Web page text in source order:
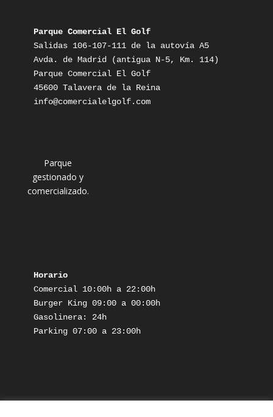
Parque Comercial El Golf
Salidas 106-107-111 de la autovía A5
Avda. de Madrid (antigua N-5, Km. 114)
Parque Comercial El Golf
45600 Talavera de la Reina
info@comercialelgolf.com
Parque
gestionado y
comercializado.
Horario
Comercial 10:00h a 22:00h
Burger King 09:00 a 00:00h
Gasolinera: 24h
Parking 07:00 a 23:00h